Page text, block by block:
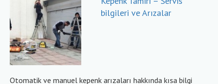
bilgileri ve Arızalar
Otomatik ve manuel kepenk arızaları hakkında kısa bilgi